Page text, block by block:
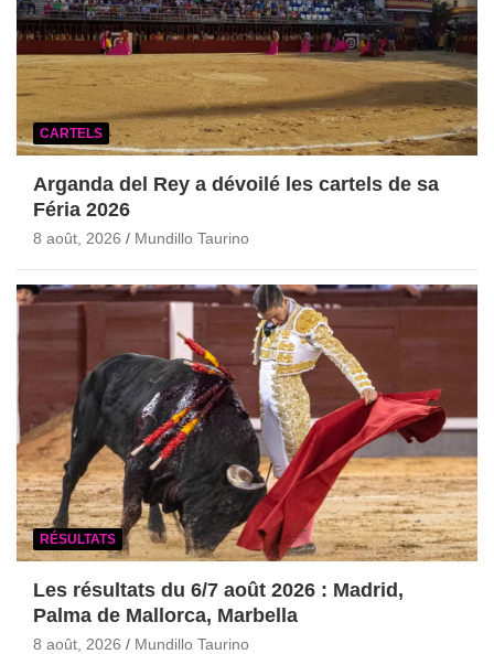
CARTELS
Arganda del Rey a dévoilé les cartels de sa
Féria 2026
8 août, 2026 Mundillo Taurino
RÉSULTATS
Les résultats du 6/7 août 2026 : Madrid,
Palma de Mallorca, Marbella
8 août, 2026 Mundillo Taurino